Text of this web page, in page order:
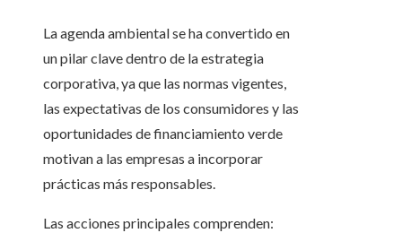
La agenda ambiental se ha convertido en
un pilar clave dentro de la estrategia
corporativa, ya que las normas vigentes,
las expectativas de los consumidores y las
oportunidades de financiamiento verde
motivan a las empresas a incorporar
prácticas más responsables.
Las acciones principales comprenden: